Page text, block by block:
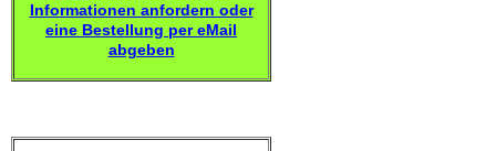
Informationen anfordern oder
eine Bestellung per eMail
abgeben